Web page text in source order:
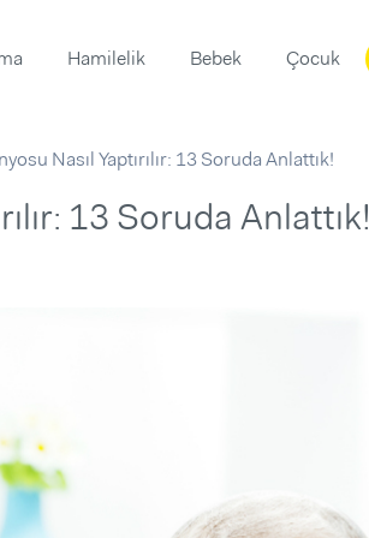
Hamilelik Bebek Çocuk
Nasıl Yaptırılır: 13 Soruda Anlattık!
13 Soruda Anlattık!